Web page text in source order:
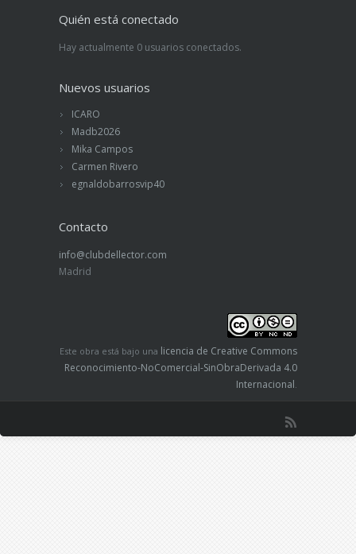
Quién está conectado
Hay actualmente 0 usuarios conectados.
Nuevos usuarios
ICARO
Madb2026
Mika Campos
Carmen Rivero
egnaldobarrosvip40
Contacto
info@clubdellector.com
Madrid
Este obra está bajo una licencia de Creative Commons
Reconocimiento-NoComercial-SinObraDerivada 4.0
Internacional